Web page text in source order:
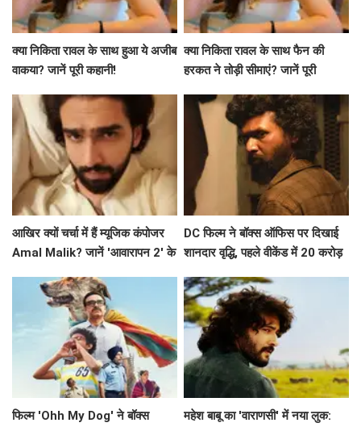
क्या निकिता रावल के साथ हुआ ये अजीब
वाकया? जानें पूरी कहानी!
क्या निकिता रावल के साथ फैन की
हरकत ने तोड़ी सीमाएं? जानें पूरी
आखिर क्यों चर्चा में हैं म्यूजिक कंपोजर
Amal Malik? जानें 'आवारापन 2' के
DC फिल्म ने बॉक्स ऑफिस पर दिखाई
शानदार वृद्धि, पहले वीकेंड में 20 करोड़
फिल्म 'Ohh My Dog' ने बॉक्स
महेश बाबू का 'वाराणसी' में नया लुक: